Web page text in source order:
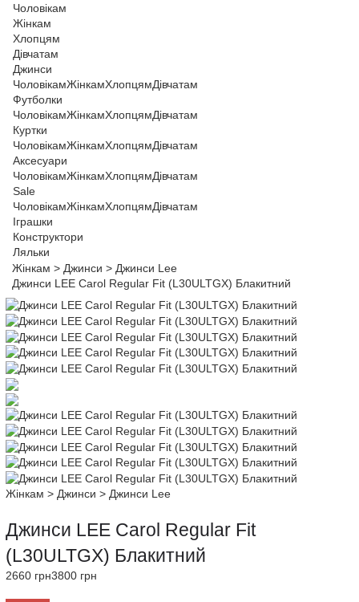
Чоловікам
Жінкам
Хлопцям
Дівчатам
Джинси
ЧоловікамЖінкамХлопцямДівчатам
Футболки
ЧоловікамЖінкамХлопцямДівчатам
Куртки
ЧоловікамЖінкамХлопцямДівчатам
Аксесуари
ЧоловікамЖінкамХлопцямДівчатам
Sale
ЧоловікамЖінкамХлопцямДівчатам
Іграшки
Конструктори
Ляльки
Жінкам > Джинси > Джинси Lee
Джинси LEE Carol Regular Fit (L30ULTGX) Блакитний
Жінкам > Джинси > Джинси Lee
Джинси LEE Carol Regular Fit
(L30ULTGX) Блакитний
2660 грн3800 грн